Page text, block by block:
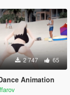
2 747 65
Animation